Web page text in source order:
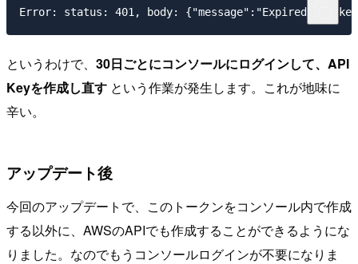
というわけで、 30日ごとにコンソールにログインして、API
Keyを作成し直す という作業が発生します。これが地味に
辛い。
アップデート後
今回のアップデートで、このトークンをコンソール内で作成
する以外に、AWSのAPIでも作成することができるようにな
りました。なのでもうコンソールログインが不要になりま